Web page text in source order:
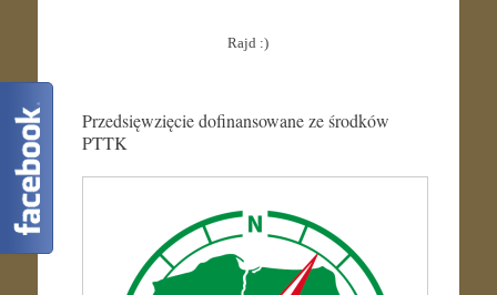
Rajd :)
Przedsięwzięcie dofinansowane ze środków
PTTK